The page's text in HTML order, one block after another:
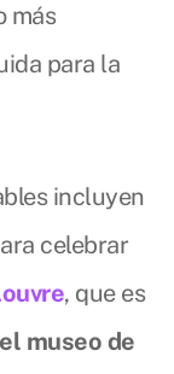
más
para la
incluyen
celebrar
, que es
el museo de